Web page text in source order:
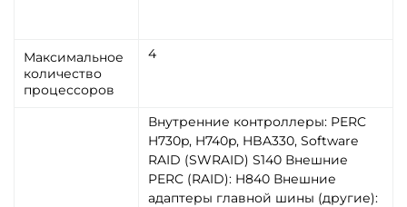
Максимальное
количество
процессоров
4
Внутренние контроллеры: PERC
H730p, H740p, HBA330, Software
RAID (SWRAID) S140 Внешние
PERC (RAID): H840 Внешние
адаптеры главной шины (другие):